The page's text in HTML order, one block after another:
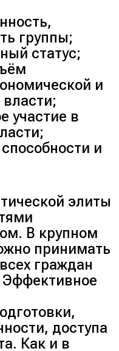
группы;
статус;
и
участие в
и
элиты
В крупном
принимать
граждан
Эффективное
доступа
Как и в